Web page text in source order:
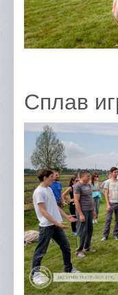
Сплав